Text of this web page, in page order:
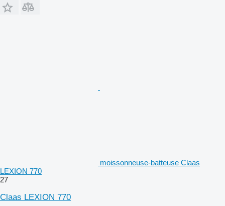
moissonneuse-batteuse Claas
LEXION 770
27
Claas LEXION 770